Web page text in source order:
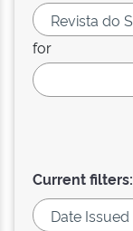
for
Current filters: